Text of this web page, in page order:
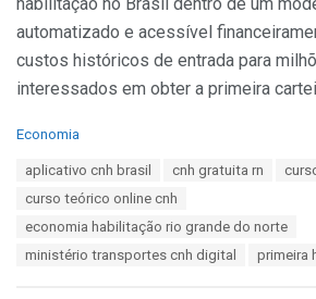
automatizado e acessível
custos históricos de entrada para
interessados em obter a primeira
C
Economia
aplicativo cnh brasil cnh gratuita rn
curso teórico online cnh
economia habilitação rio grande do norte
ministério transportes cnh digital
primeira